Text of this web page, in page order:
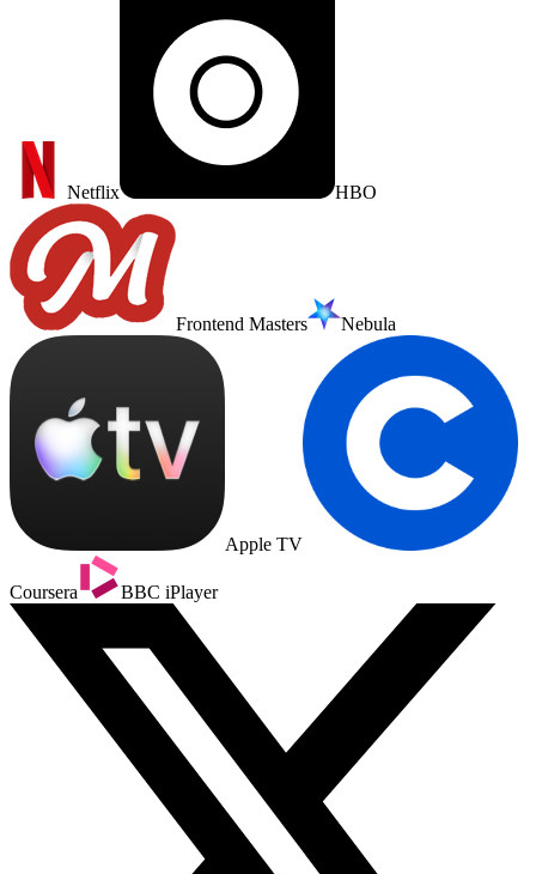
Netflix HBO
Frontend Masters Nebula
Apple TV
Coursera BBC iPlayer